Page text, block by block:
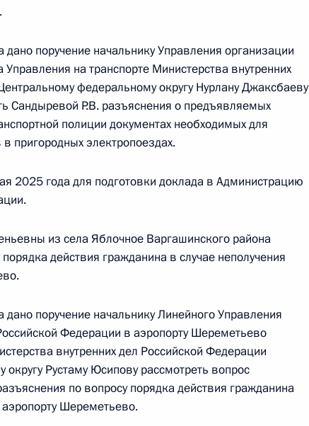
данного по итогам личного приёма в режиме видео-
Республики Крым, проведённого по поручению
помощником Президента Российской
правового управления Президента
Брычевой в Приёмной Президента Российской
в Москве 17 сентября 2024 года
Президента Российской Федерации
службы по надзору в сфере защиты прав
Федерации по приёму граждан в Москве
поручение начальнику Управления организации
на транспорте Министерства внутренних
федеральному округу Нурлану Джаксбаеву
Сандыревой Р.В. разъяснения о предъявляемых
полиции документах необходимых для
пригородных электропоездах.
2025 года для подготовки доклада в Администрацию
из села Яблочное Варгашинского района
действия гражданина в случае неполучения
поручение начальнику Линейного Управления
Федерации в аэропорту Шереметьево
внутренних дел Российской Федерации
Рустаму Юсипову рассмотреть вопрос
по вопросу порядка действия гражданина
Шереметьево.